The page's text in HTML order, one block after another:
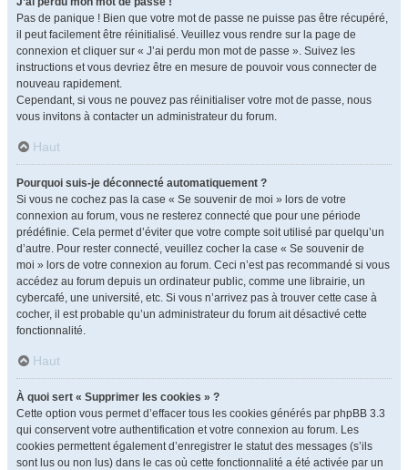
Pas de panique ! Bien que votre mot de passe ne puisse pas être récupéré,
il peut facilement être réinitialisé. Veuillez vous rendre sur la page de
connexion et cliquer sur « J’ai perdu mon mot de passe ». Suivez les
instructions et vous devriez être en mesure de pouvoir vous connecter de
nouveau rapidement.
Cependant, si vous ne pouvez pas réinitialiser votre mot de passe, nous
vous invitons à contacter un administrateur du forum.
Haut
Pourquoi suis-je déconnecté automatiquement ?
Si vous ne cochez pas la case « Se souvenir de moi » lors de votre
connexion au forum, vous ne resterez connecté que pour une période
prédéfinie. Cela permet d’éviter que votre compte soit utilisé par quelqu’un
d’autre. Pour rester connecté, veuillez cocher la case « Se souvenir de
moi » lors de votre connexion au forum. Ceci n’est pas recommandé si vous
accédez au forum depuis un ordinateur public, comme une librairie, un
cybercafé, une université, etc. Si vous n’arrivez pas à trouver cette case à
cocher, il est probable qu’un administrateur du forum ait désactivé cette
fonctionnalité.
Haut
À quoi sert « Supprimer les cookies » ?
Cette option vous permet d’effacer tous les cookies générés par phpBB 3.3
qui conservent votre authentification et votre connexion au forum. Les
cookies permettent également d’enregistrer le statut des messages (s’ils
sont lus ou non lus) dans le cas où cette fonctionnalité a été activée par un